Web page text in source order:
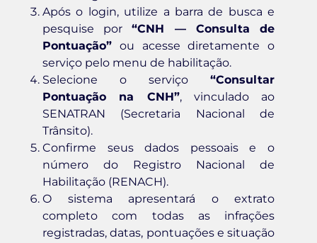
Após o login, utilize a barra de busca e
pesquise por“CNH — Consulta de
Pontuação” ou acesse diretamente o
serviço pelo menu de habilitação.
Selecione o serviço “Consultar
Pontuação na CNH”, vinculado ao
SENATRAN (Secretaria Nacional de
Trânsito).
Confirme seus dados pessoais e o
número do Registro Nacional de
Habilitação (RENACH).
O sistema apresentará o extrato
completo com todas as infrações
registradas, datas, pontuações e situação